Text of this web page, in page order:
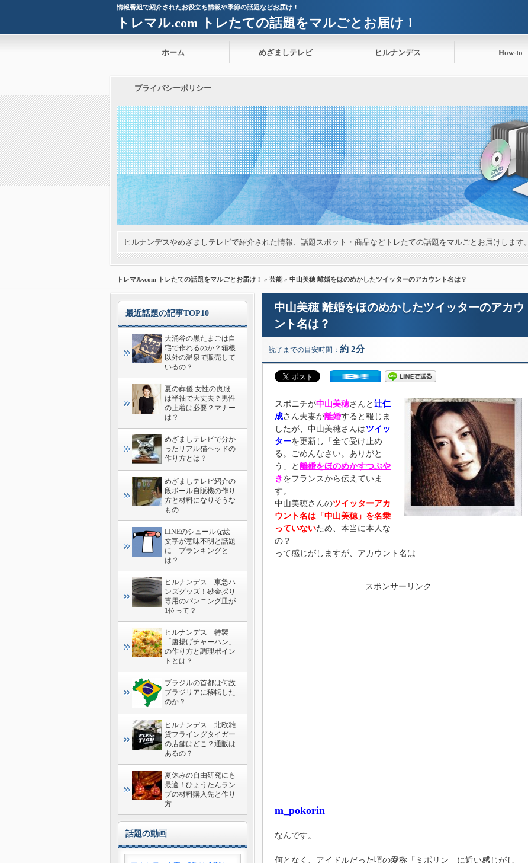
情報番組で紹介されたお役立ち情報や季節の話題などお届け！
トレマル.com トレたての話題をマルごとお届け！
ホーム めざましテレビ ヒルナンデス How-to
プライバシーポリシー
ヒルナンデスやめざましテレビで紹介された情報、話題スポット・商品などトレたての話題をマルごとお届けします。
トレマル.com トレたての話題をマルごとお届け！ » 芸能 » 中山美穂 離婚をほのめかしたツイッターのアカウント名は？
中山美穂 離婚をほのめかしたツイッターのアカウ
ント名は？
読了までの目安時間： 約 2分
スポニチが中山美穂さんと 辻仁
成さん夫妻が離婚すると報じま
したが、中山美穂さんはツイッ
ターを更新し「全て受け止め
る。ごめんなさい。ありがと
う」と 離婚をほのめかすつぶや
き をフランスから伝えていま
す。
中山美穂さんのツイッターアカ
ウント名は「中山美穂」を名乗
っていないため、本当に本人な
の？
って感じがしますが、アカウント名は
スポンサーリンク
m_pokorin
なんです。
何となく、アイドルだった頃の愛称「ミポリン」に近い感じがし
最近話題の記事TOP10
大涌谷の黒たまごは自
宅で作れるのか？箱根
以外の温泉で販売して
いるの？
夏の葬儀 女性の喪服
は半袖で大丈夫？男性
の上着は必要？マナー
は？
めざましテレビで分か
ったリアル猫ヘッドの
作り方とは？
めざましテレビ紹介の
段ボール自販機の作り
方と材料になりそうな
もの
LINEのシュールな絵
文字が意味不明と話題
に プランキングと
は？
ヒルナンデス 東急ハ
ンズグッズ！砂金採り
専用のパンニング皿が
1位って？
ヒルナンデス 特製
「唐揚げチャーハン」
の作り方と調理ポイン
トとは？
ブラジルの首都は何故
ブラジリアに移転した
のか？
ヒルナンデス 北欧雑
貨フライングタイガー
の店舗はどこ？通販は
あるの？
夏休みの自由研究にも
最適！ひょうたんラン
プの材料購入先と作り
方
話題の動画